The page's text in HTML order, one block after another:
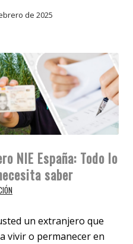
de 2025
NIE España: Todo lo
saber
un extranjero que
vivir o permanecer en